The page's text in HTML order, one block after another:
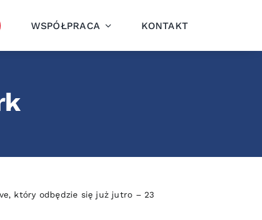
WSPÓŁPRACA KONTAKT
który odbędzie się już jutro – 23